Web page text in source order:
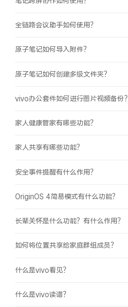
全链路会议助手如何使用？
原子笔记如何导入附件？
原子笔记如何创建多级文件夹？
vivo办公套件如何进行图片视频备份？
家人健康管家有哪些功能？
家人共享有哪些功能？
安全事件提醒有什么作用？
OriginOS 4简易模式有什么功能？
长辈关怀是什么功能？有什么作用？
如何将位置共享给家庭群组成员？
什么是vivo看见？
什么是vivo读谱？